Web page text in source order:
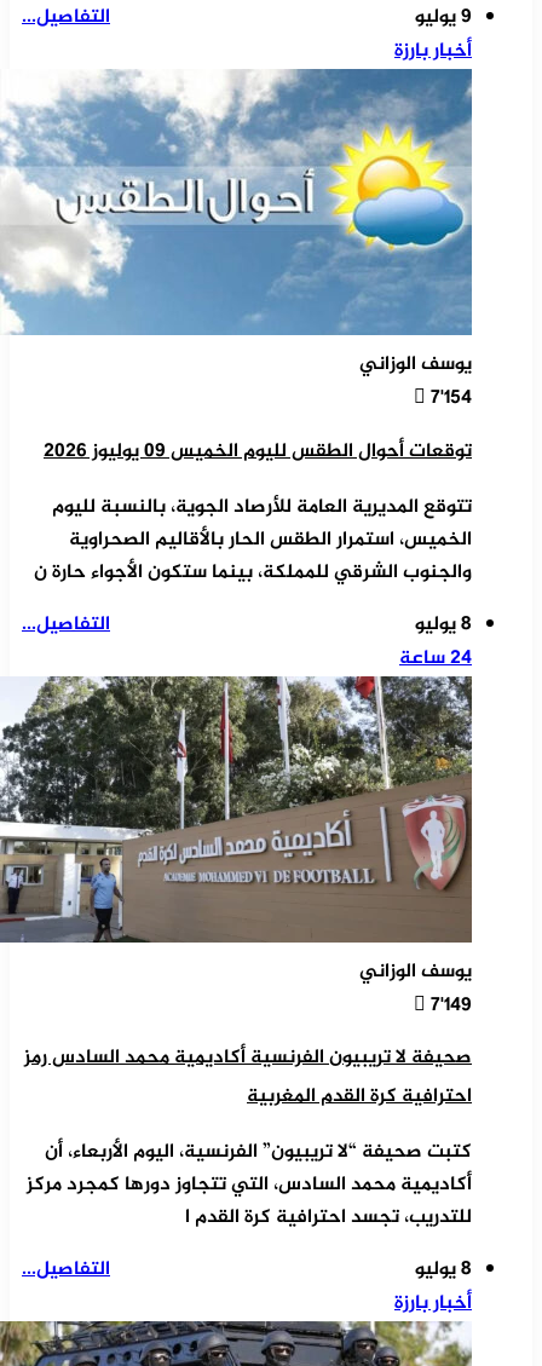
التفاصيل...
9 يوليو
أخبار بارزة
يوسف الوزاني
7٬154
توقعات أحوال الطقس لليوم الخميس 09 يوليوز 2026
تتوقع المديرية العامة للأرصاد الجوية، بالنسبة لليوم
الخميس، استمرار الطقس الحار بالأقاليم الصحراوية
والجنوب الشرقي للمملكة، بينما ستكون الأجواء حارة ن
التفاصيل...
8 يوليو
24 ساعة
يوسف الوزاني
7٬149
صحيفة لا تريبيون الفرنسية أكاديمية محمد السادس رمز
احترافية كرة القدم المغربية
كتبت صحيفة “لا تريبيون” الفرنسية، اليوم الأربعاء، أن
أكاديمية محمد السادس، التي تتجاوز دورها كمجرد مركز
للتدريب، تجسد احترافية كرة القدم ا
التفاصيل...
8 يوليو
أخبار بارزة